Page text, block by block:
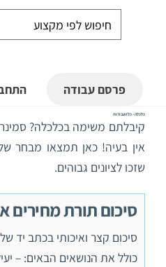
פרסם עבודה
כלכלה - כל העבודות
קיבלתם משימה בכלכלה?
אין בעיה! כאן תמצאו מבחר
שזכו לציונים גבוהים.
סיכום תורת מחירים א
סיכום קצר ואיכותי בכתב יד
כולל את הנושאים הבאים: –